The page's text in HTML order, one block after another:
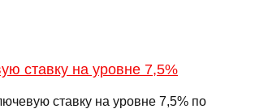
ставку на уровне 7,5%
ставку на уровне 7,5% по